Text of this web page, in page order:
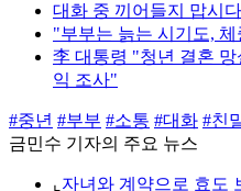
대화 중 끼어들지 맙시다
"부부는 늙는 시기도,
李 대통령 "청년 결혼 망
익 조사"
#중년 #부부 #소통 #대화 #친
금민수 기자의 주요 뉴스
⌞ 자녀와 계약으로 효도